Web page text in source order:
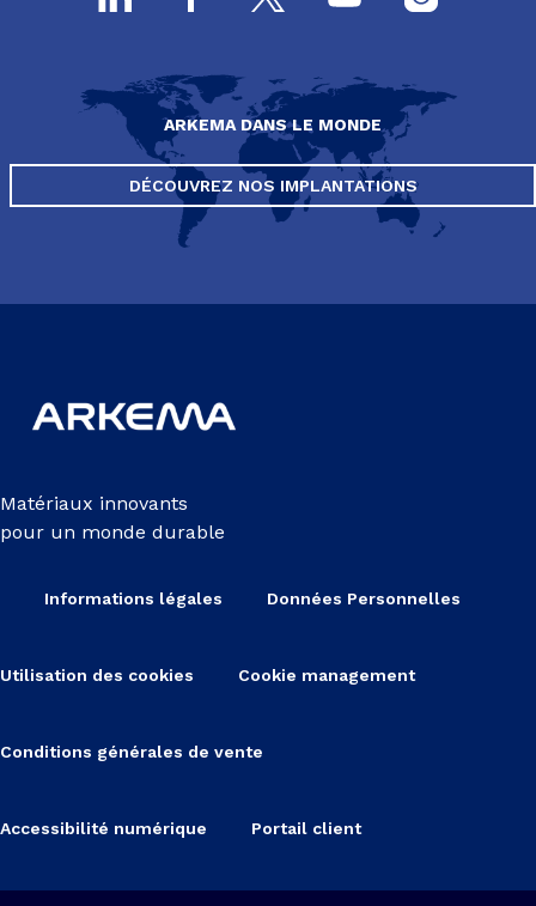
ARKEMA DANS LE MONDE
DÉCOUVREZ NOS IMPLANTATIONS
Matériaux innovants
pour un monde durable
Informations légales Données Personnelles
Utilisation des cookies Cookie management
Conditions générales de vente
Accessibilité numérique Portail client